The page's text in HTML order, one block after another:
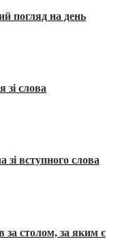
погляд на день
зі слова
вступного слова
за столом, за яким є